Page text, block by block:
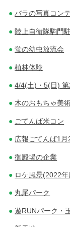
バラの写真コン
陸上自衛隊駒門
蛍の幼虫放流会
植林体験
4/4(土)・5(日)
木のおもちゃ美
ごてんば米コン
広報ごてんば1
御殿場の企業
ロケ風景(2022年
丸尾パーク
遊RUNパーク・